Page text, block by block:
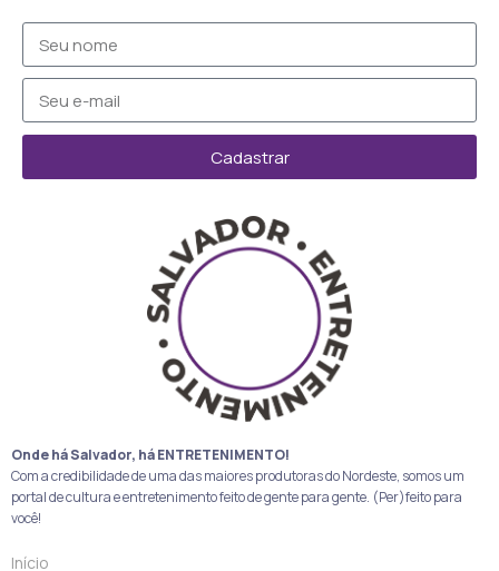
Cadastrar
Onde há Salvador, há ENTRETENIMENTO!
Com a credibilidade de uma das maiores produtoras do Nordeste, somos um
portal de cultura e entretenimento feito de gente para gente. (Per)feito para
você!
Início